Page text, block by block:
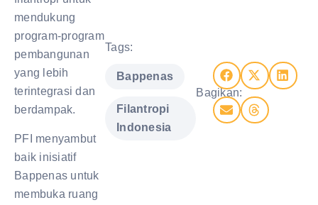
mendukung
program-program
pembangunan
yang lebih
terintegrasi dan
berdampak.
PFI menyambut
baik inisiatif
Bappenas untuk
membuka ruang
Tags:
Bappenas
Filantropi
Indonesia
Bagikan: